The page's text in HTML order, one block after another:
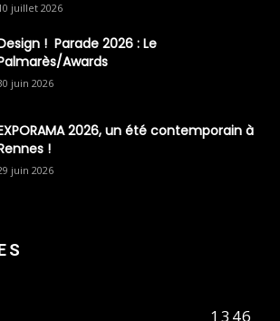
juillet 2026
! Parade 2026 : Le
Awards
juin 2026
2026, un été contemporain à
!
juin 2026
1346